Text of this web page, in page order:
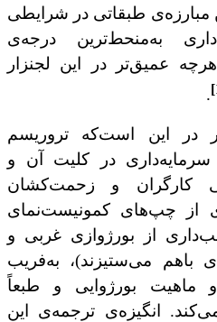
مبارزه‌ی طبقاتی در شرایطی
به‌منحط‌ترین درجه‌ی
عمیق‌تر در این لجنزار
.
در این است‌که تروریسم
سرمایه‌داری در کلیت آن و
کارگران و زحمت‌کشان
از چپ‌های کمونیست‌نمای
از بورژوازی غربی و
باهم می‌ستیزند)، به‌فریب
بورژوایی و طبعاً
انگیزه‌ی ترجمه‌ی این